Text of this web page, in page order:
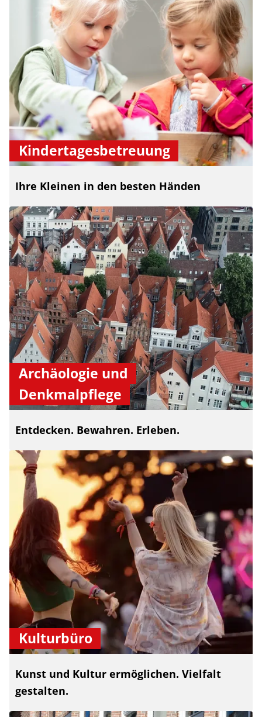
Kindertagesbetreuung
Ihre Kleinen in den besten Händen
Archäologie und
Denkmalpflege
Entdecken. Bewahren. Erleben.
Kulturbüro
Kunst und Kultur ermöglichen. Vielfalt
gestalten.